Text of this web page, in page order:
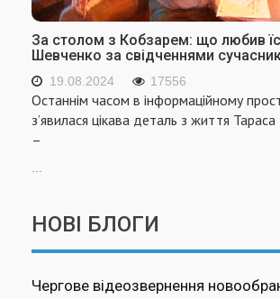
За столом з Кобзарем: що любив
Шевченко за свідченнями
19.08.2024 17556
Останнім часом в інформаційному
з’явилася цікава деталь з життя
–
...
НОВІ БЛОГИ
Чергове відеозвернення